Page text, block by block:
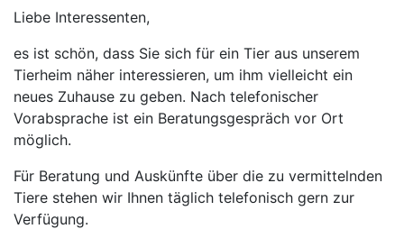
Liebe Interessenten,
es ist schön, dass Sie sich für ein Tier aus unserem
Tierheim näher interessieren, um ihm vielleicht ein
neues Zuhause zu geben. Nach telefonischer
Vorabsprache ist ein Beratungsgespräch vor Ort
möglich.
Für Beratung und Auskünfte über die zu vermittelnden
Tiere stehen wir Ihnen täglich telefonisch gern zur
Verfügung.